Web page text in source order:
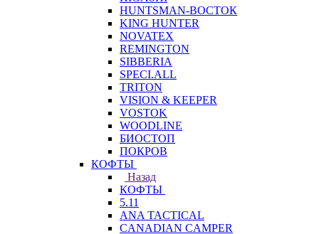
HUNTSMAN-ВОСТОК
KING HUNTER
NOVATEX
REMINGTON
SIBBERIA
SPECI.ALL
TRITON
VISION & KEEPER
VOSTOK
WOODLINE
БИОСТОП
ПОКРОВ
КОФТЫ
Назад
КОФТЫ
5.11
ANA TACTICAL
CANADIAN CAMPER